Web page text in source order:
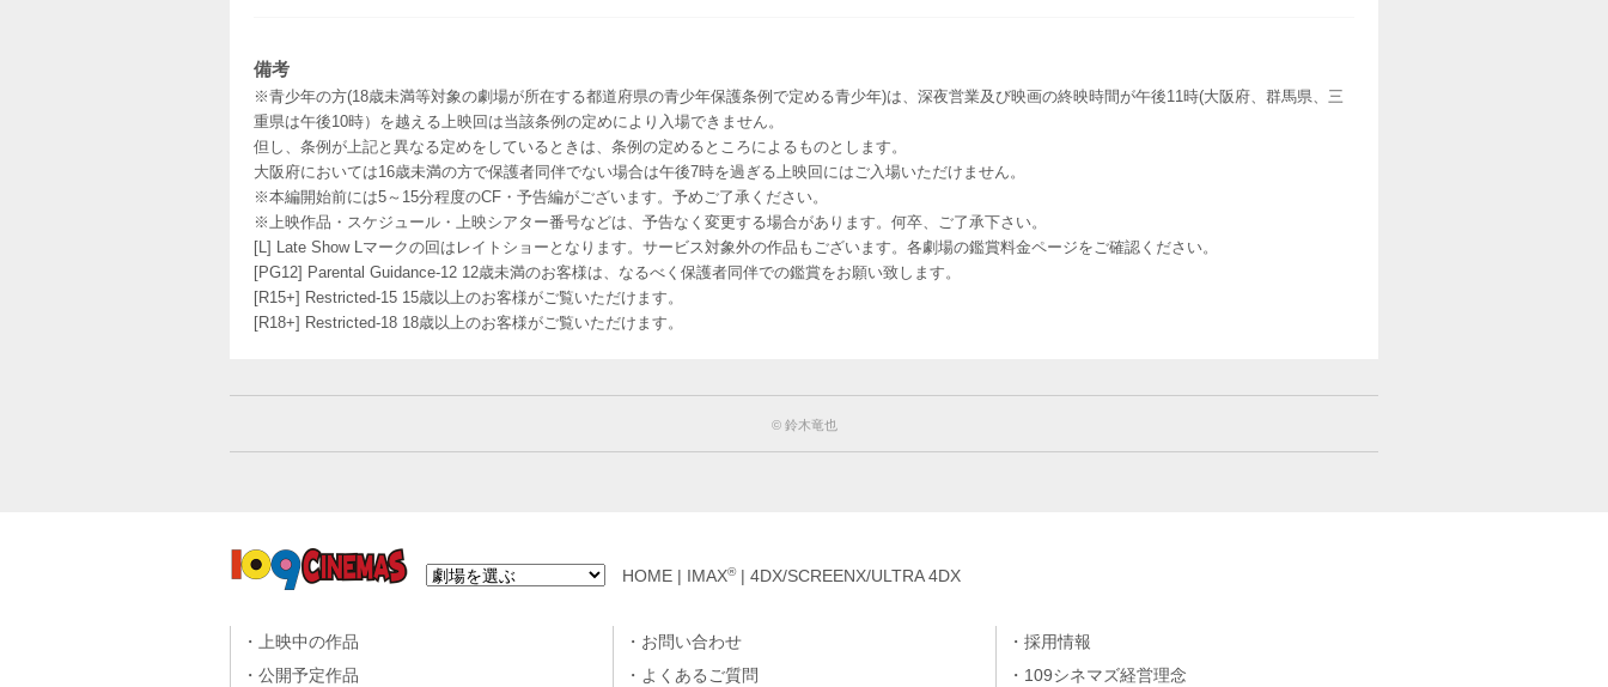
備考
※青少年の方(18歳未満等対象の劇場が所在する都道府県の青少年保護条例で定める青少年)は、深夜営業及び映画の終映時間が午後11時(大阪府、群馬県、三
重県は午後10時）を越える上映回は当該条例の定めにより入場できません。
但し、条例が上記と異なる定めをしているときは、条例の定めるところによるものとします。
大阪府においては16歳未満の方で保護者同伴でない場合は午後7時を過ぎる上映回にはご入場いただけません。
※本編開始前には5～15分程度のCF・予告編がございます。予めご了承ください。
※上映作品・スケジュール・上映シアター番号などは、予告なく変更する場合があります。何卒、ご了承下さい。
[L] Late Show Lマークの回はレイトショーとなります。サービス対象外の作品もございます。各劇場の鑑賞料金ページをご確認ください。
[PG12] Parental Guidance-12 12歳未満のお客様は、なるべく保護者同伴での鑑賞をお願い致します。
[R15+] Restricted-15 15歳以上のお客様がご覧いただけます。
[R18+] Restricted-18 18歳以上のお客様がご覧いただけます。
©︎ 鈴木竜也
HOME IMAX®| 4DX/SCREENX/ULTRA 4DX
上映中の作品
公開予定作品
お問い合わせ
よくあるご質問
採用情報
109シネマズ経営理念